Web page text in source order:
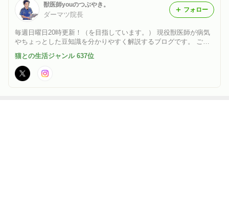
獣医師youのつぶやき。
ダーマツ院長
毎週日曜日20時更新！（を目指しています。） 現役獣医師が病気
やちょっとした豆知識を分かりやすく解説するブログです。 ご興
味ある方は是非遊びに来てください♪
フォロー
猫との生活ジャンル 637位